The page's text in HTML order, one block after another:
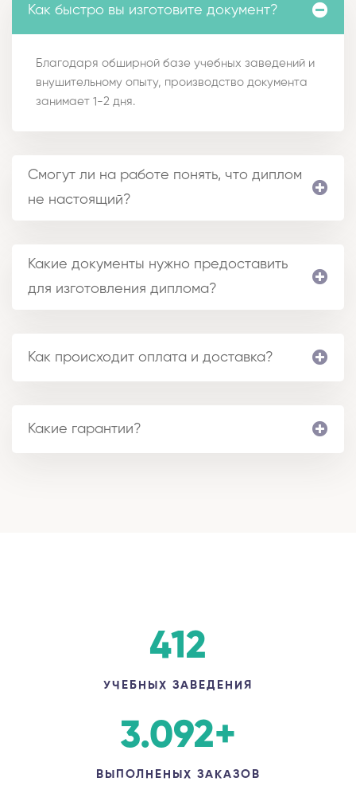
Как быстро вы изготовите документ?
Благодаря обширной базе учебных заведений и
внушительному опыту, производство документа
занимает 1-2 дня.
Смогут ли на работе понять, что диплом
не настоящий?
Какие документы нужно предоставить
для изготовления диплома?
Как происходит оплата и доставка?
Какие гарантии?
412
УЧЕБНЫХ ЗАВЕДЕНИЯ
3.092+
ВЫПОЛНЕНЫХ ЗАКАЗОВ